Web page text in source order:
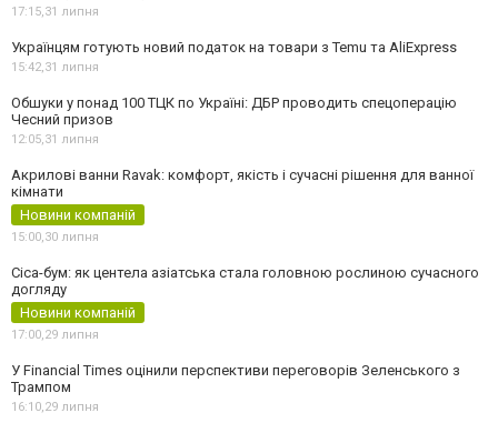
17:15,31 липня
Українцям готують новий податок на товари з Temu та AliExpress
15:42,31 липня
Обшуки у понад 100 ТЦК по Україні: ДБР проводить спецоперацію
Чесний призов
12:05,31 липня
Акрилові ванни Ravak: комфорт, якість і сучасні рішення для ванної
кімнати
Новини компаній
15:00,30 липня
Cica-бум: як центела азіатська стала головною рослиною сучасного
догляду
Новини компаній
17:00,29 липня
У Financial Times оцінили перспективи переговорів Зеленського з
Трампом
16:10,29 липня